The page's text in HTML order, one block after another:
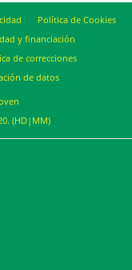
Política de Cookies
y financiación
de correcciones
de datos
(HD|MM)